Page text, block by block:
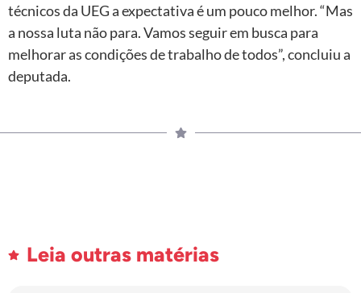
técnicos da UEG a expectativa é um pouco melhor. “Mas
a nossa luta não para. Vamos seguir em busca para
melhorar as condições de trabalho de todos”, concluiu a
deputada.
Leia outras matérias